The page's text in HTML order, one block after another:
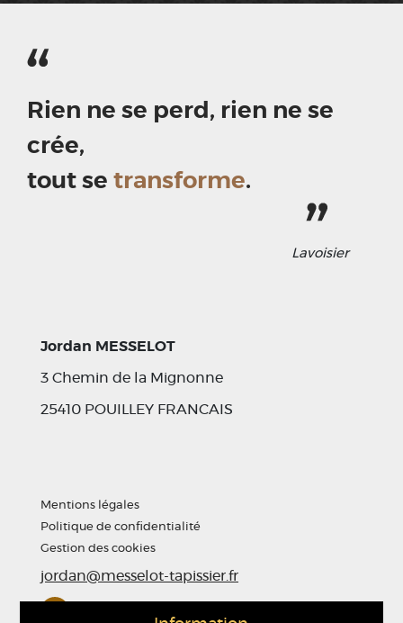
Rien ne se perd, rien ne se
crée,
tout se transforme.
Lavoisier
Jordan MESSELOT
3 Chemin de la Mignonne
25410 POUILLEY FRANCAIS
Mentions légales
Politique de confidentialité
Gestion des cookies
jordan@messelot-tapissier.fr